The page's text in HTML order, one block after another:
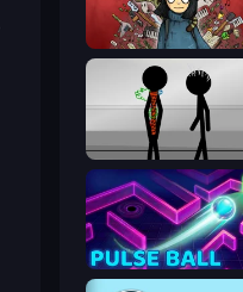
Lofi Room
Stick Figure Penalty 2
Pulse Ball